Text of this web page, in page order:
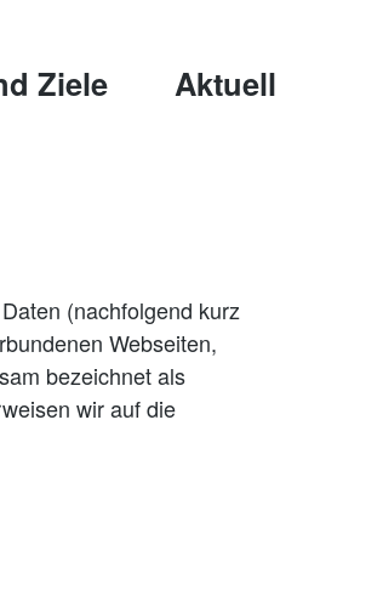
Ziele Aktuell
(nachfolgend kurz
Webseiten,
bezeichnet als
wir auf die